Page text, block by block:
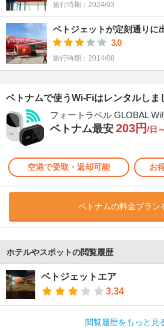
旅行時期：2024/03
ベトジェットが定刻通りに
3.0
旅行時期：2014/08
ベトナムで使うWi-Fiはレンタルしま
フォートラベル GLOBAL
ベトナム最安 203円/日～
空港で受取・返却可能 お
ベトナムの料金プラン
ホテルやスポットの閲覧履歴
ベトジェットエア
3.34
閲覧履歴をもっと見